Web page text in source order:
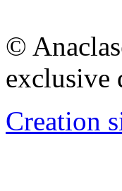
©
exclusive
Creation